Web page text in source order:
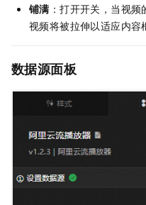
铺满 ：打开开关，当视
视频将被拉伸以适应内容
数据源面板